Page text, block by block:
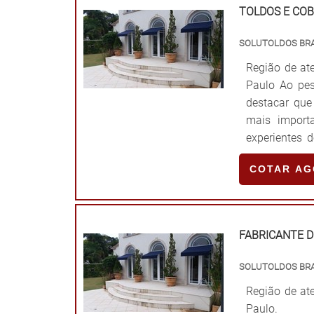
Fácil
fim de
fabricação,
tecnologia e
TOLDOS E
SOLUTOLDOS
Região de
Paulo Ao
destacar
mais
experientes
excelente
São Paulo.
diferença
principal
tornaram
COTAR
FABRICANTE
SOLUTOLDOS
Região de
Paulo.